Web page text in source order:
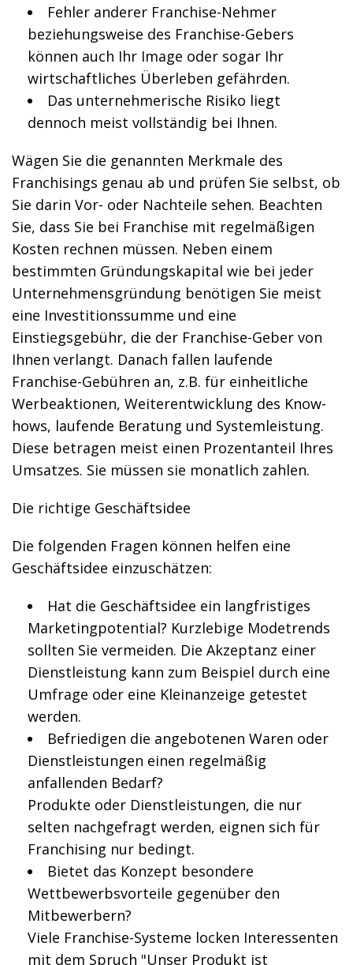
Fehler anderer Franchise-Nehmer
beziehungsweise des Franchise-Gebers
können auch Ihr Image oder sogar Ihr
wirtschaftliches Überleben gefährden.
Das unternehmerische Risiko liegt
dennoch meist vollständig bei Ihnen.
Wägen Sie die genannten Merkmale des
Franchisings genau ab und prüfen Sie selbst, ob
Sie darin Vor- oder Nachteile sehen. Beachten
Sie, dass Sie bei Franchise mit regelmäßigen
Kosten rechnen müssen. Neben einem
bestimmten Gründungskapital wie bei jeder
Unternehmensgründung benötigen Sie meist
eine Investitionssumme und eine
Einstiegsgebühr, die der Franchise-Geber von
Ihnen verlangt. Danach fallen laufende
Franchise-Gebühren an, z.B. für einheitliche
Werbeaktionen, Weiterentwicklung des Know-
hows, laufende Beratung und Systemleistung.
Diese betragen meist einen Prozentanteil Ihres
Umsatzes. Sie müssen sie monatlich zahlen.
Die richtige Geschäftsidee
Die folgenden Fragen können helfen eine
Geschäftsidee einzuschätzen:
Hat die Geschäftsidee ein langfristiges
Marketingpotential? Kurzlebige Modetrends
sollten Sie vermeiden. Die Akzeptanz einer
Dienstleistung kann zum Beispiel durch eine
Umfrage oder eine Kleinanzeige getestet
werden.
Befriedigen die angebotenen Waren oder
Dienstleistungen einen regelmäßig
anfallenden Bedarf?
Produkte oder Dienstleistungen, die nur
selten nachgefragt werden, eignen sich für
Franchising nur bedingt.
Bietet das Konzept besondere
Wettbewerbsvorteile gegenüber den
Mitbewerbern?
Viele Franchise-Systeme locken Interessenten
mit dem Spruch "Unser Produkt ist